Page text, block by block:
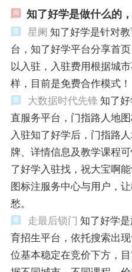
知了好学是做什么的
星阑 知了好学是针对
台，知了好学平台分享首
以入驻，入驻费用根据城
样，目前是免费合作模式！
大数据时代先锋 知了
直服务平台，门指路人地
入驻知了好学后，门指路
牌、详情信息及教学课程
了好学入驻找，祝大宝啊
图标注服务中心与用户，
愁。
走最后锁门 知了好学
育招生平台，依托搜索出
位基本稳定在竞价下方，